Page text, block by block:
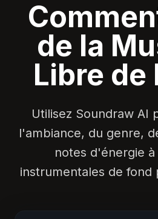
de la
Libre de
Utilisez Soundraw AI
l'ambiance, du genre,
notes d'énergie
instrumentales de fond